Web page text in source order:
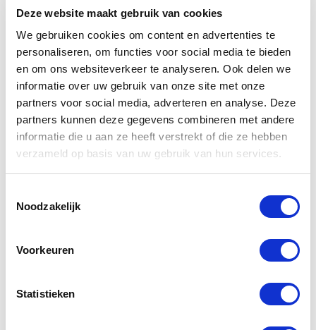
Deze website maakt gebruik van cookies
We gebruiken cookies om content en advertenties te
personaliseren, om functies voor social media te bieden
en om ons websiteverkeer te analyseren. Ook delen we
informatie over uw gebruik van onze site met onze
partners voor social media, adverteren en analyse. Deze
partners kunnen deze gegevens combineren met andere
informatie die u aan ze heeft verstrekt of die ze hebben
verzameld op basis van uw gebruik van hun services.
Noodzakelijk
Voorkeuren
Statistieken
Beschikbaar
BMW R 12
Aventurinrot metallic
2024 | 1500 km| Benzine
€ 16.950
lage kilometerstand!